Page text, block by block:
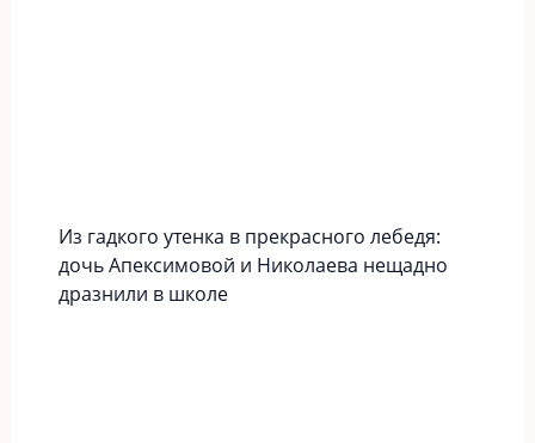
Из гадкого утенка в прекрасного лебедя:
дочь Апексимовой и Николаева нещадно
дразнили в школе